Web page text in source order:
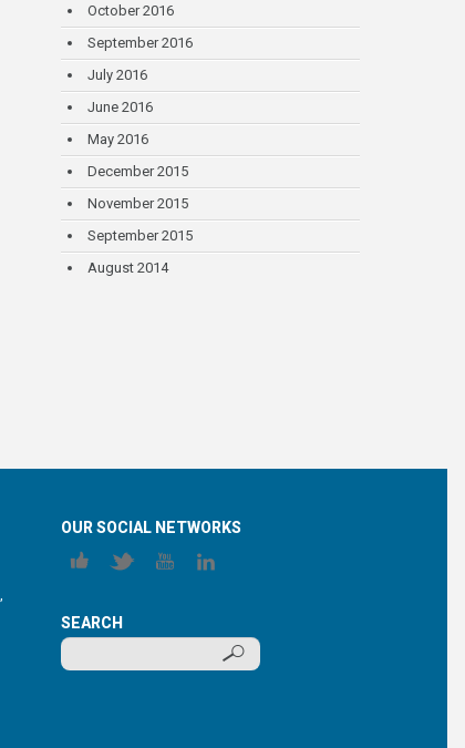
October 2016
September 2016
July 2016
June 2016
May 2016
December 2015
November 2015
September 2015
August 2014
OUR SOCIAL NETWORKS
SEARCH